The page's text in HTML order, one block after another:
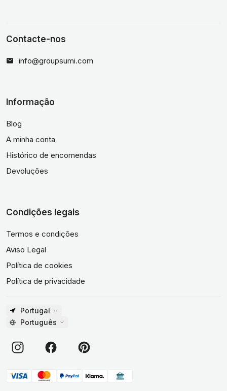
Contacte-nos
info@groupsumi.com
Informação
Blog
A minha conta
Histórico de encomendas
Devoluções
Condições legais
Termos e condições
Aviso Legal
Política de cookies
Política de privacidade
Portugal
Português